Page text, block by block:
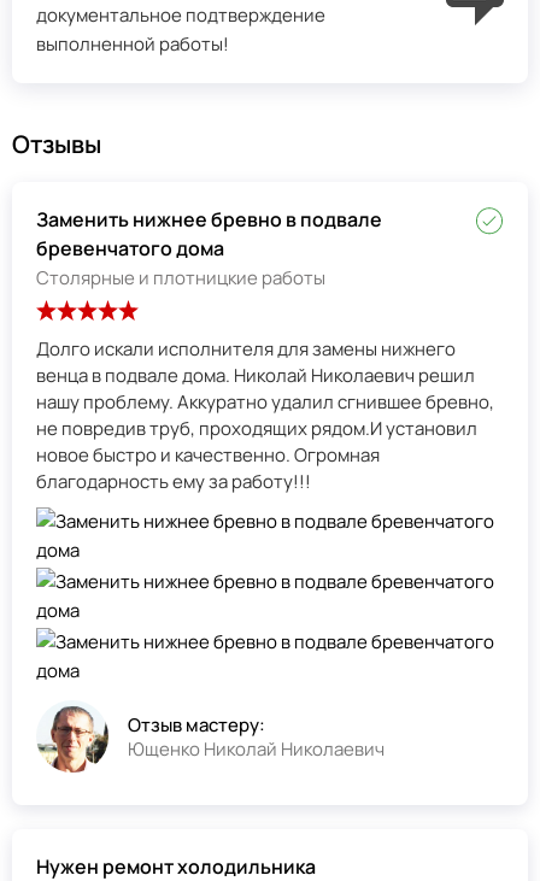
документальное подтверждение
выполненной работы!
Отзывы
Заменить нижнее бревно в подвале
бревенчатого дома
Столярные и плотницкие работы
Долго искали исполнителя для замены нижнего
венца в подвале дома. Николай Николаевич решил
нашу проблему. Аккуратно удалил сгнившее бревно,
не повредив труб, проходящих рядом.И установил
новое быстро и качественно. Огромная
благодарность ему за работу!!!
Отзыв мастеру:
Ющенко Николай Николаевич
Нужен ремонт холодильника